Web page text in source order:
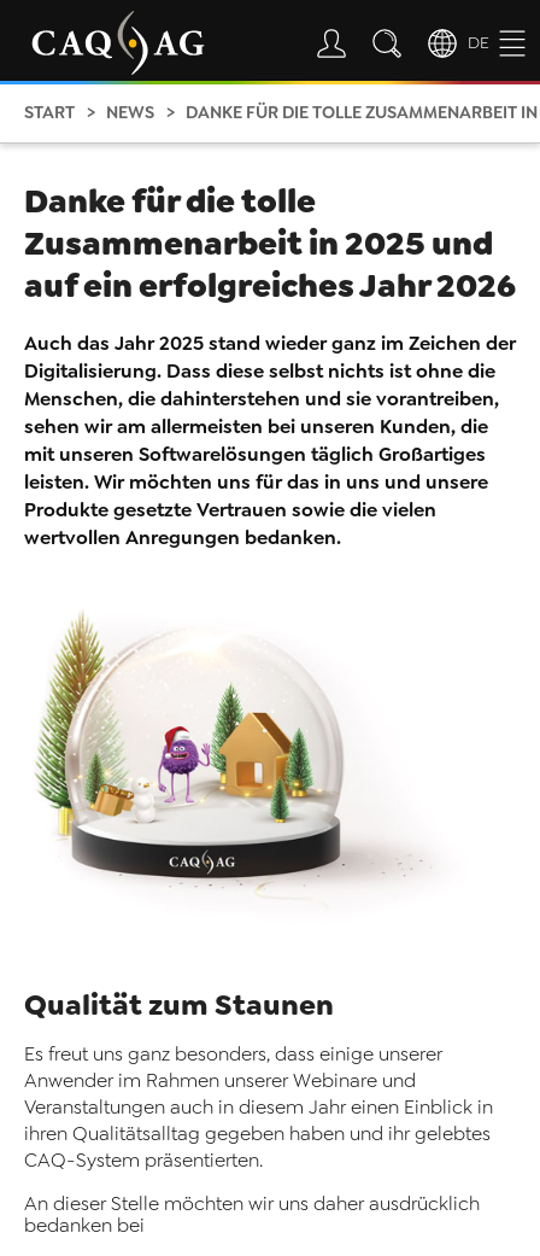
DE
START NEWS DANKE FÜR DIE TOLLE ZUSAMMENARBEIT
Danke für die tolle
Zusammenarbeit in 2025 und
auf ein erfolgreiches Jahr 2026
Auch das Jahr 2025 stand wieder ganz im Zeichen der
Digitalisierung. Dass diese selbst nichts ist ohne die
Menschen, die dahinterstehen und sie vorantreiben,
sehen wir am allermeisten bei unseren Kunden, die
mit unseren Softwarelösungen täglich Großartiges
leisten. Wir möchten uns für das in uns und unsere
Produkte gesetzte Vertrauen sowie die vielen
wertvollen Anregungen bedanken.
Qualität zum Staunen
Es freut uns ganz besonders, dass einige unserer
Anwender im Rahmen unserer Webinare und
Veranstaltungen auch in diesem Jahr einen Einblick in
ihren Qualitätsalltag gegeben haben und ihr gelebtes
CAQ-System präsentierten.
An dieser Stelle möchten wir uns daher ausdrücklich
bedanken bei